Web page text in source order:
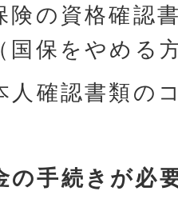
険の資格確認
国保をやめる
人確認書類の
の手続きが必